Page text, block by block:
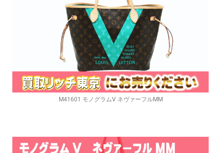
M41601 モノグラムV ネヴァーフルMM